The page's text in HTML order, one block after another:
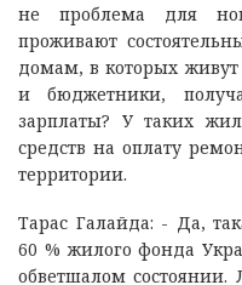
не проблема для
проживают
домам, в которых
и бюджетники,
зарплаты? У таких
средств на оплату
территории.
Тарас Галайда: - Да,
60 % жилого фонда
обветшалом